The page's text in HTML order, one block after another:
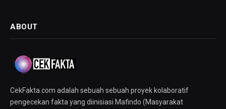
ABOUT
CekFakta.com adalah sebuah sebuah proyek kolaboratif
pengecekan fakta yang diinisiasi Mafindo (Masyarakat